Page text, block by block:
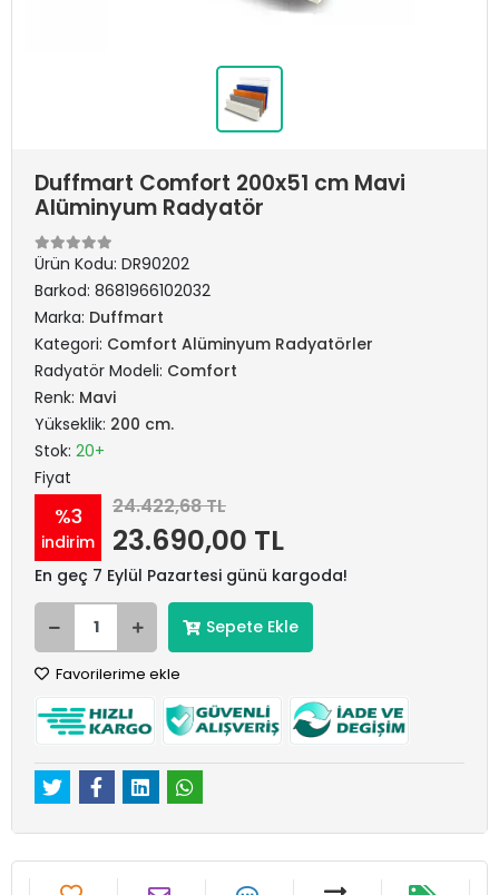
Duffmart Comfort 200x51 cm Mavi
Alüminyum Radyatör
Ürün Kodu: DR90202
Barkod: 8681966102032
Marka: Duffmart
Kategori: Comfort Alüminyum Radyatörler
Radyatör Modeli: Comfort
Renk: Mavi
Yükseklik: 200 cm.
Stok: 20+
Fiyat
%3
indirim
24.422,68 TL
23.690,00 TL
En geç 7 Eylül Pazartesi günü kargoda!
Sepete Ekle
Favorilerime ekle